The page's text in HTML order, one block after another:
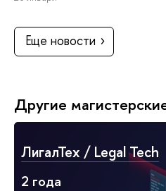
Еще новости
Другие
ЛигалТех / Legal Tech
2 года